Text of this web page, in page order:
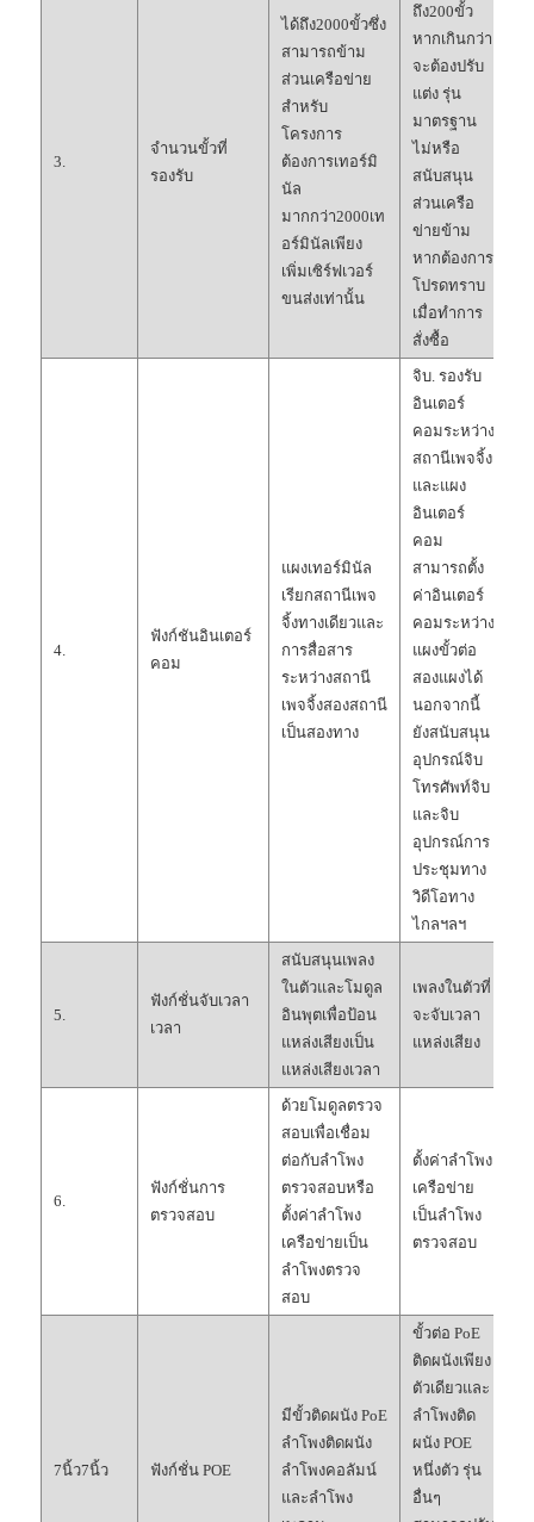
3.
จำนวนขั้วที่
รองรับ
ได้ถึง2000ขั้วซึ่ง
สามารถข้าม
ส่วนเครือข่าย
สำหรับ
โครงการ
ต้องการเทอร์มิ
นัล
มากกว่า2000เท
อร์มินัลเพียง
เพิ่มเซิร์ฟเวอร์
ขนส่งเท่านั้น
ถึง200ขั้ว
หากเกินกว่า
จะต้องปรับ
แต่ง รุ่น
มาตรฐาน
ไม่หรือ
สนับสนุน
ส่วนเครือ
ข่ายข้าม
หากต้องการ
โปรดทราบ
เมื่อทำการ
สั่งซื้อ
4.
ฟังก์ชันอินเตอร์
คอม
แผงเทอร์มินัล
เรียกสถานีเพจ
จิ้งทางเดียวและ
การสื่อสาร
ระหว่างสถานี
เพจจิ้งสองสถานี
เป็นสองทาง
จิบ. รองรับ
อินเตอร์
คอมระหว่าง
สถานีเพจจิ้ง
และแผง
อินเตอร์
คอม
สามารถตั้ง
ค่าอินเตอร์
คอมระหว่าง
แผงขั้วต่อ
สองแผงได้
นอกจากนี้
ยังสนับสนุน
อุปกรณ์จิบ
โทรศัพท์จิบ
และจิบ
อุปกรณ์การ
ประชุมทาง
วิดีโอทาง
ไกลฯลฯ
5.
ฟังก์ชั่นจับเวลา
เวลา
สนับสนุนเพลง
ในตัวและโมดูล
อินพุตเพื่อป้อน
แหล่งเสียงเป็น
แหล่งเสียงเวลา
เพลงในตัวที่
จะจับเวลา
แหล่งเสียง
6.
ฟังก์ชั่นการ
ตรวจสอบ
ด้วยโมดูลตรวจ
สอบเพื่อเชื่อม
ต่อกับลำโพง
ตรวจสอบหรือ
ตั้งค่าลำโพง
เครือข่ายเป็น
ลำโพงตรวจ
สอบ
ตั้งค่าลำโพง
เครือข่าย
เป็นลำโพง
ตรวจสอบ
7นิ้ว7นิ้ว ฟังก์ชั่น POE
มีขั้วติดผนัง PoE
ลำโพงติดผนัง
ลำโพงคอลัมน์
และลำโพง
ขั้วต่อ PoE
ติดผนังเพียง
ตัวเดียวและ
ลำโพงติด
ผนัง POE
หนึ่งตัว รุ่น
อื่นๆ